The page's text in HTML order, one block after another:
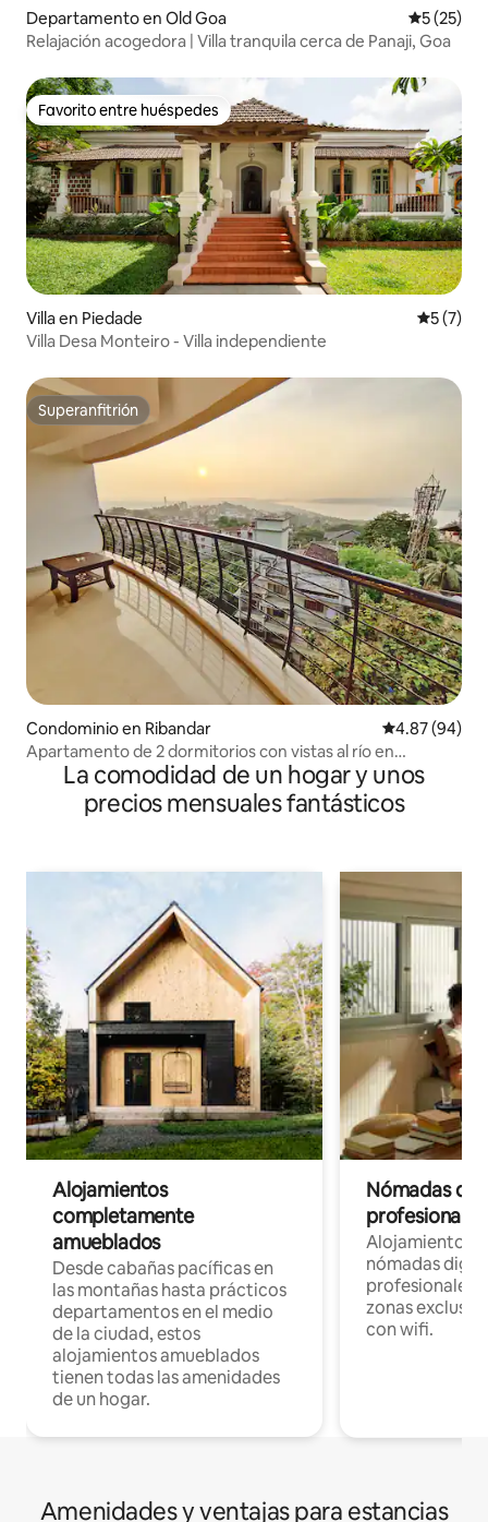
Departamento en Old Goa
5 (25)
Relajación acogedora | Villa tranquila cerca de Panaji, Goa
Favorito entre huéspedes
Favorito entre huéspedes
Villa en Piedade
5 (7)
Villa Desa Monteiro - Villa independiente
Superanfitrión
Superanfitrión
Condominio en Ribandar Calificación
4.87 (94)
Apartamento de 2 dormitorios con vistas al río en
Ribandar, Panaji Goa
La comodidad de un hogar y unos
precios mensuales fantásticos
Alojamientos
completamente
amueblados
Desde cabañas pacíficas en
las montañas hasta prácticos
departamentos en el medio
de la ciudad, estos
alojamientos amueblados
tienen todas las amenidades
de un hogar.
Nómadas
Alojamientos
nómadas
profesionales
zonas
con wifi.
Amenidades y ventajas para estancias